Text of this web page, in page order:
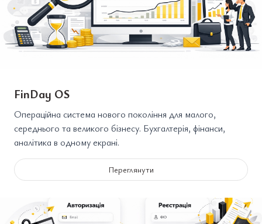
FinDay OS
Операційна система нового покоління для малого,
середнього та великого бізнесу. Бухгалтерія, фінанси,
аналітика в одному екрані.
Переглянути